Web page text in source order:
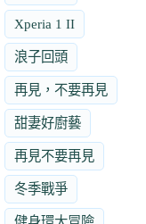
Xperia 1 II
浪子回頭
再見，不要再見
甜妻好廚藝
再見不要再見
冬季戰爭